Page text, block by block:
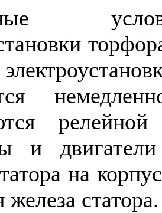
и
на
статора.